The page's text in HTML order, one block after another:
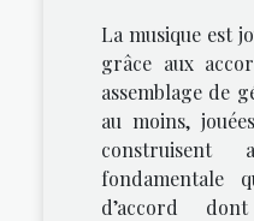
La musique est
grâce aux
assemblage de
au moins,
construisent
fondamentale
d’accord